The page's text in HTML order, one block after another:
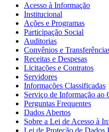
Acesso à Informação
Institucional
Ações e Programas
Participação Social
Auditorias
Convênios e
Receitas e Despesas
Licitações e Contratos
Servidores
Informações Classificadas
Serviço de Informação ao
Perguntas Frequentes
Dados Abertos
Sobre a Lei de Acesso à
Lei de Proteção de Dados